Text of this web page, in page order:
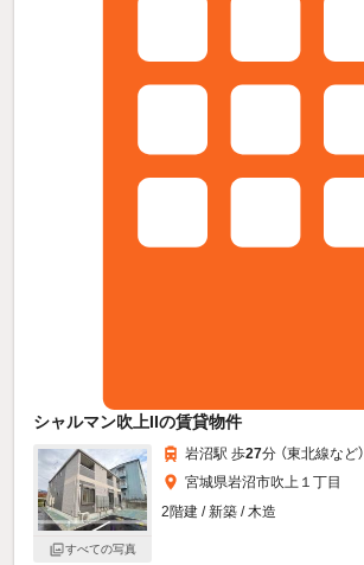
シャルマン吹上IIの賃貸物件
すべての写真
岩沼駅 歩27分 （東北線など）
宮城県岩沼市吹上１丁目
2階建 / 新築 / 木造